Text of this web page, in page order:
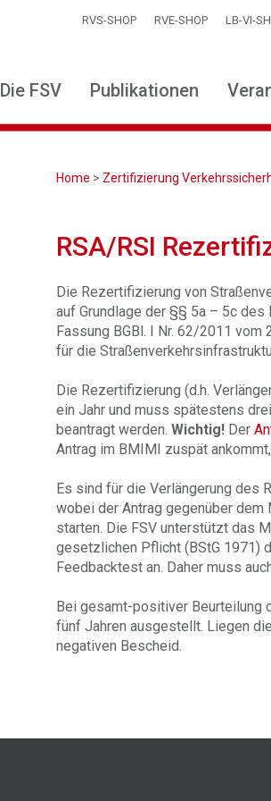
RVS-SHOP RVE-SHOP LB-VI-
Die FSV Publikationen
Home > Zertifizierung
RSA/RSI
Die Rezertifizierung von
auf Grundlage der §§ 5a – 5c
Fassung BGBl. I Nr. 62/2011
für die
Die Rezertifizierung (d.h.
ein Jahr und muss spätestens
beantragt werden.Wichtig! Der
Antrag im BMIMI zuspät
Es sind für die Verlängerung des
wobei der Antrag gegenüber
starten. Die FSV unterstützt das
gesetzlichen Pflicht (BStG 1971)
Feedbacktest an. Daher muss
Bei gesamt-positiver Beurteilung
fünf Jahren ausgestellt. Liegen
negativen Bescheid.